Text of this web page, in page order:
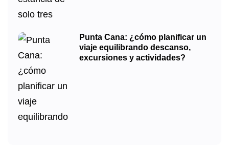
Punta Cana: ¿cómo planificar un
viaje equilibrando descanso,
excursiones y actividades?